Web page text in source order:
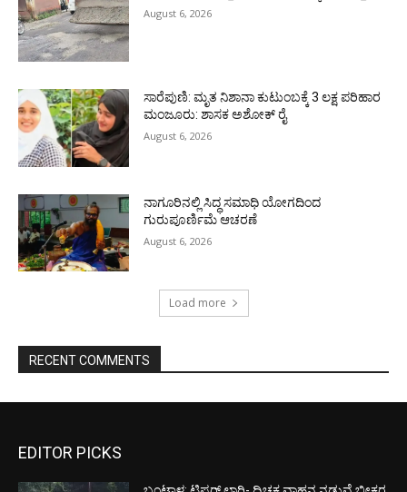
August 6, 2026
ಸಾರೆಪುಣಿ: ಮೃತ ನಿಶಾನಾ ಕುಟುಂಬಕ್ಕೆ 3 ಲಕ್ಷ ಪರಿಹಾರ
ಮಂಜೂರು: ಶಾಸಕ ಅಶೋಕ್ ರೈ
August 6, 2026
ನಾಗೂರಿನಲ್ಲಿ ಸಿದ್ಧ ಸಮಾಧಿ ಯೋಗದಿಂದ
ಗುರುಪೂರ್ಣಿಮೆ ಆಚರಣೆ
August 6, 2026
Load more
RECENT COMMENTS
EDITOR PICKS